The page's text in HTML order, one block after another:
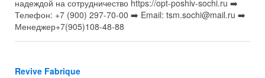
надеждой на сотрудничество https://opt-poshiv-sochi.ru ➡️
Телефон: +7 (900) 297-70-00 ➡️ Email: tsm.sochi@mail.ru ➡️
Менеджер+7(905)108-48-88
Revive Fabrique